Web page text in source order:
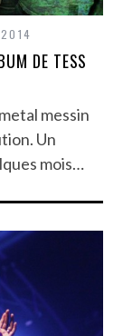
DE TESS
messin
Un
mois…